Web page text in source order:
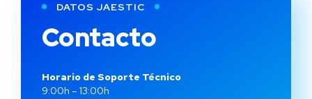
DATOS JAESTIC
Contacto
Horario de Soporte Técnico
9:00h – 13:00h